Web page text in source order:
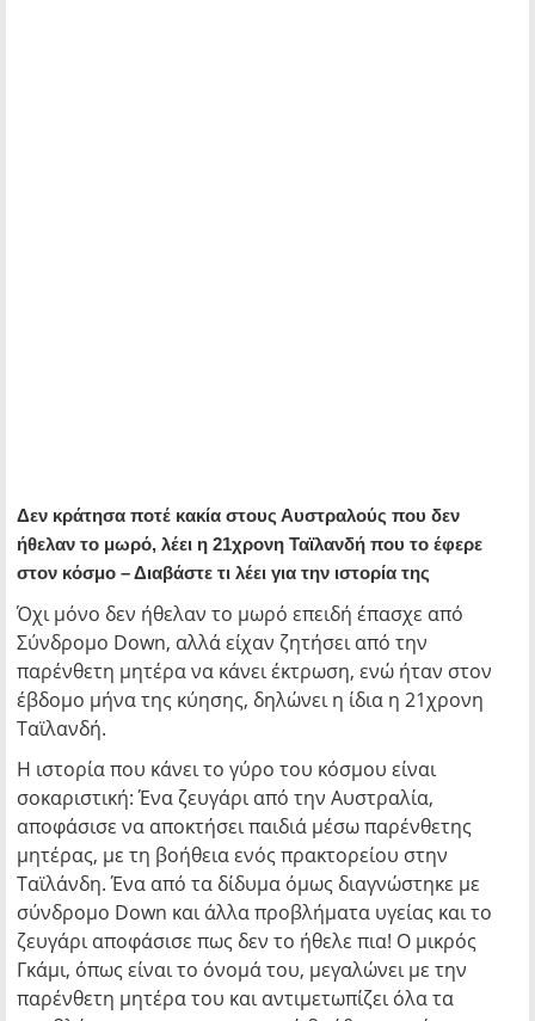
Δεν κράτησα ποτέ κακία στους Αυστραλούς που δεν
ήθελαν το μωρό, λέει η 21χρονη Ταϊλανδή που το έφερε
στον κόσμο – Διαβάστε τι λέει για την ιστορία της
Όχι μόνο δεν ήθελαν το μωρό επειδή έπασχε από
Σύνδρομο Down, αλλά είχαν ζητήσει από την
παρένθετη μητέρα να κάνει έκτρωση, ενώ ήταν στον
έβδομο μήνα της κύησης, δηλώνει η ίδια η 21χρονη
Ταϊλανδή.
Η ιστορία που κάνει το γύρο του κόσμου είναι
σοκαριστική: Ένα ζευγάρι από την Αυστραλία,
αποφάσισε να αποκτήσει παιδιά μέσω παρένθετης
μητέρας, με τη βοήθεια ενός πρακτορείου στην
Ταϊλάνδη. Ένα από τα δίδυμα όμως διαγνώστηκε με
σύνδρομο Down και άλλα προβλήματα υγείας και το
ζευγάρι αποφάσισε πως δεν το ήθελε πια! Ο μικρός
Γκάμι, όπως είναι το όνομά του, μεγαλώνει με την
παρένθετη μητέρα του και αντιμετωπίζει όλα τα